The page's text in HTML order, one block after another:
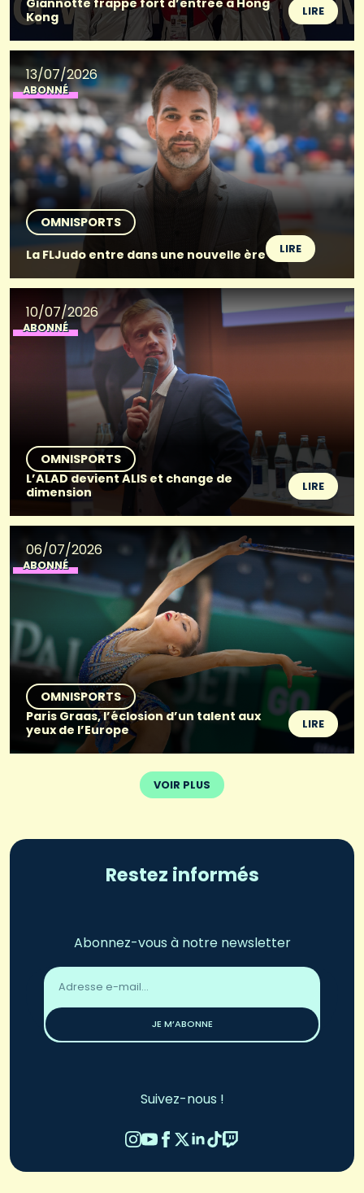
Giannotte frappe fort d’entrée à Hong
Kong
LIRE
13/07/2026
ABONNÉ
OMNISPORTS
La FLJudo entre dans une nouvelle ère
LIRE
10/07/2026
ABONNÉ
OMNISPORTS
L’ALAD devient ALIS et change de
dimension
LIRE
06/07/2026
ABONNÉ
OMNISPORTS
Paris Graas, l’éclosion d’un talent aux
yeux de l’Europe
LIRE
VOIR PLUS
Restez informés
Abonnez-vous à notre newsletter
Adresse
email
JE M’ABONNE
Suivez-nous !